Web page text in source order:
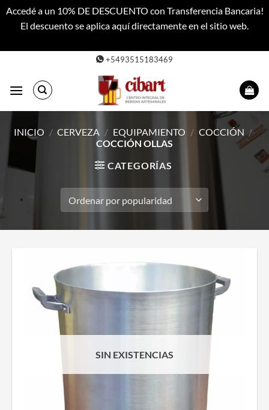
Accedé a un 10% DE DESCUENTO con Transferencia Bancaria!
El descuento se aplica aquí directamente en el sitio web.
contenido
+5493515183469
INICIO / CERVEZA / EQUIPAMIENTO / COCCIÓN /
COCCIÓN OLLAS
CATEGORÍAS
SIN EXISTENCIAS